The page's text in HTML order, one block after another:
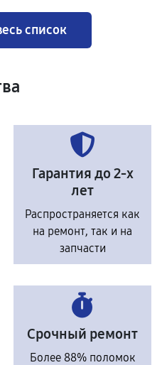
список
Гарантия до 2-х
лет
Распространяется как
на ремонт, так и на
запчасти
Срочный ремонт
Более 88% поломок